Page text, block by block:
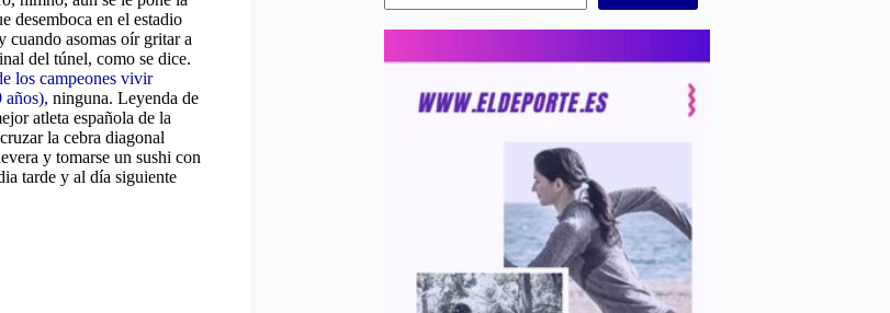
desemboca en el estadio
cuando asomas oír gritar a
del túnel, como se dice.
los campeones vivir
años), ninguna. Leyenda de
atleta española de la
la cebra diagonal
y tomarse un sushi con
tarde y al día siguiente